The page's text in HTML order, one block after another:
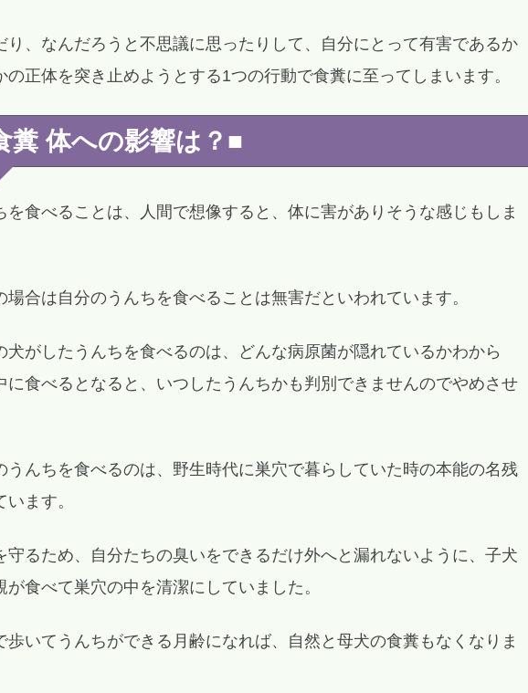
り、なんだろうと不思議に思ったりして、自分にとって有害であるか
の正体を突き止めようとする1つの行動で食糞に至ってしまいます。
糞 体への影響は？■
を食べることは、人間で想像すると、体に害がありそうな感じもしま
場合は自分のうんちを食べることは無害だといわれています。
犬がしたうんちを食べるのは、どんな病原菌が隠れているかわから
に食べるとなると、いつしたうんちかも判別できませんのでやめさせ
うんちを食べるのは、野生時代に巣穴で暮らしていた時の本能の名残
ます。
守るため、自分たちの臭いをできるだけ外へと漏れないように、子犬
が食べて巣穴の中を清潔にしていました。
歩いてうんちができる月齢になれば、自然と母犬の食糞もなくなりま